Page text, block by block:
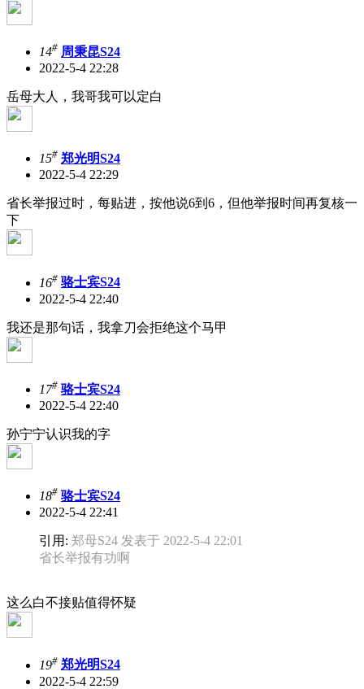
14# 周秉昆S24
2022-5-4 22:28
岳母大人，我哥我可以定白
15# 郑光明S24
2022-5-4 22:29
省长举报过时，每贴进，按他说6到6，但他举报时间再复核一
下
16# 骆士宾S24
2022-5-4 22:40
我还是那句话，我拿刀会拒绝这个马甲
17# 骆士宾S24
2022-5-4 22:40
孙宁宁认识我的字
18# 骆士宾S24
2022-5-4 22:41
引用: 郑母S24 发表于 2022-5-4 22:01
省长举报有功啊
这么白不接贴值得怀疑
19# 郑光明S24
2022-5-4 22:59